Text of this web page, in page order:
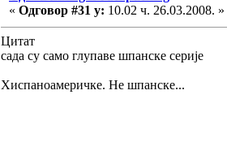
« Одговор #31 у: 10.02 ч. 26.03.2008. »
Цитат
сада су само глупаве шпанске серије
Хиспаноамеричке. Не шпанске...